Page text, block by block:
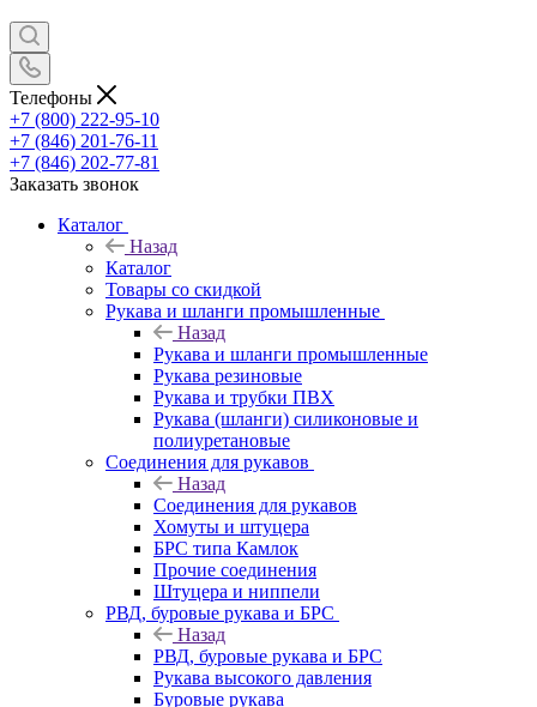
Телефоны
+7 (800) 222-95-10
+7 (846) 201-76-11
+7 (846) 202-77-81
Заказать звонок
Каталог
Назад
Каталог
Товары со скидкой
Рукава и шланги промышленные
Назад
Рукава и шланги промышленные
Рукава резиновые
Рукава и трубки ПВХ
Рукава (шланги) силиконовые и
полиуретановые
Соединения для рукавов
Назад
Соединения для рукавов
Хомуты и штуцера
БРС типа Камлок
Прочие соединения
Штуцера и ниппели
РВД, буровые рукава и БРС
Назад
РВД, буровые рукава и БРС
Рукава высокого давления
Буровые рукава